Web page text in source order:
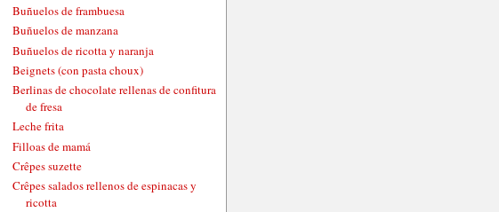
Buñuelos de frambuesa
Buñuelos de manzana
Buñuelos de ricotta y naranja
Beignets (con pasta choux)
Berlinas de chocolate rellenas de confitura
de fresa
Leche frita
Filloas de mamá
Crêpes suzette
Crêpes salados rellenos de espinacas y
ricotta